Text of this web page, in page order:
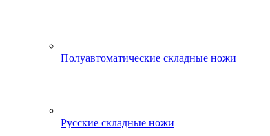
Полуавтоматические складные ножи
Русские складные ножи